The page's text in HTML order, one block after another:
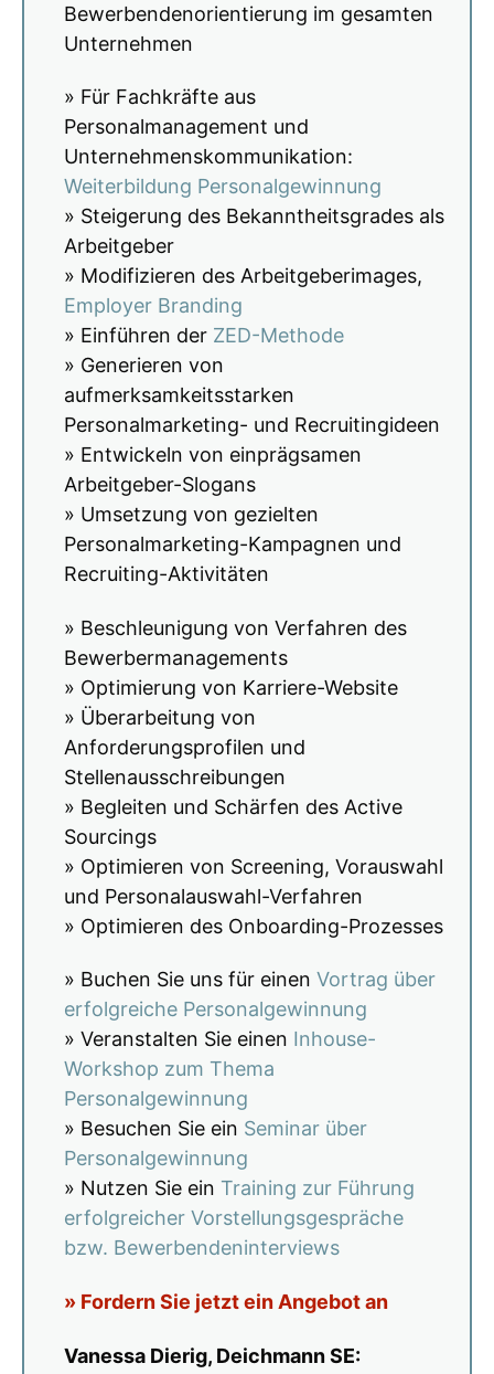
Bewerbendenorientierung im gesamten
Unternehmen
» Für Fachkräfte aus
Personalmanagement und
Unternehmenskommunikation:
Weiterbildung Personalgewinnung
» Steigerung des Bekanntheitsgrades als
Arbeitgeber
» Modifizieren des Arbeitgeberimages,
Employer Branding
» Einführen der ZED-Methode
» Generieren von
aufmerksamkeitsstarken
Personalmarketing- und Recruitingideen
» Entwickeln von einprägsamen
Arbeitgeber-Slogans
» Umsetzung von gezielten
Personalmarketing-Kampagnen und
Recruiting-Aktivitäten
» Beschleunigung von Verfahren des
Bewerbermanagements
» Optimierung von Karriere-Website
» Überarbeitung von
Anforderungsprofilen und
Stellenausschreibungen
» Begleiten und Schärfen des Active
Sourcings
» Optimieren von Screening, Vorauswahl
und Personalauswahl-Verfahren
» Optimieren des Onboarding-Prozesses
» Buchen Sie uns für einen Vortrag über
erfolgreiche Personalgewinnung
» Veranstalten Sie einen Inhouse-
Workshop zum Thema
Personalgewinnung
» Besuchen Sie ein Seminar über
Personalgewinnung
» Nutzen Sie ein Training zur Führung
erfolgreicher Vorstellungsgespräche
bzw. Bewerbendeninterviews
» Fordern Sie jetzt ein Angebot an
Vanessa Dierig, Deichmann SE: